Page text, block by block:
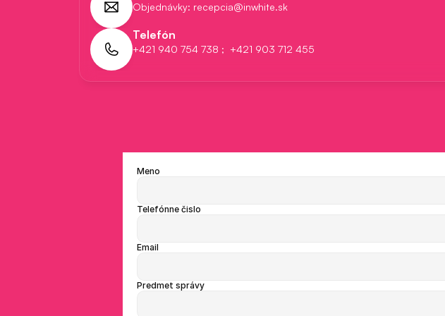
Objednávky: recepcia@inwhite.sk
Telefón
+421 940 754 738 ;  +421 903 712 455
Meno
Telefónne čislo
Email
Predmet správy